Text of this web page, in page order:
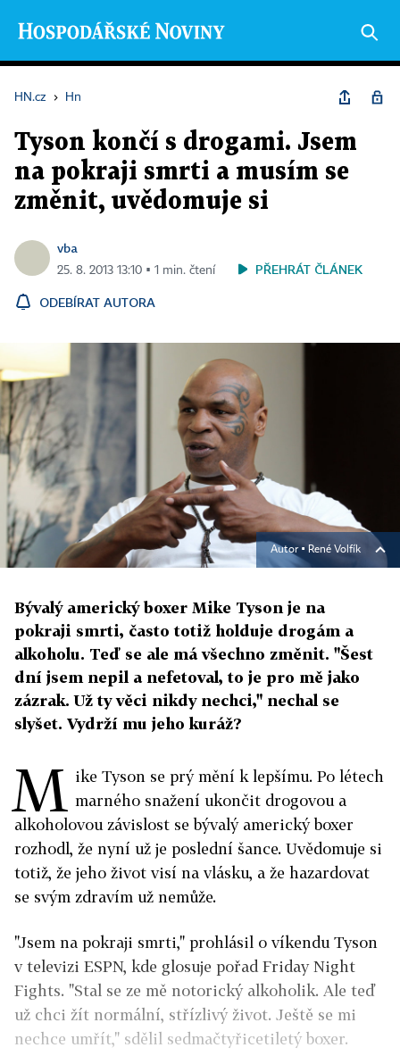
HN.cz › Hn
Tyson končí s drogami. Jsem
na pokraji smrti a musím se
změnit, uvědomuje si
vba
25. 8. 2013 13:10 ▪ 1 min. čtení PŘEHRÁT ČLÁNEK
ODEBÍRAT AUTORA
Autor ▪René Volfík
Bývalý americký boxer Mike Tyson je na
pokraji smrti, často totiž holduje drogám a
alkoholu. Teď se ale má všechno změnit. "Šest
dní jsem nepil a nefetoval, to je pro mě jako
zázrak. Už ty věci nikdy nechci," nechal se
slyšet. Vydrží mu jeho kuráž?
M ike Tyson se prý mění k lepšímu. Po létech
marného snažení ukončit drogovou a
alkoholovou závislost se bývalý americký boxer
rozhodl, že nyní už je poslední šance. Uvědomuje si
totiž, že jeho život visí na vlásku, a že hazardovat
se svým zdravím už nemůže.
"Jsem na pokraji smrti," prohlásil o víkendu Tyson
v televizi ESPN, kde glosuje pořad Friday Night
Fights. "Stal se ze mě notorický alkoholik. Ale teď
už chci žít normální, střízlivý život. Ještě se mi
nechce umřít," sdělil sedmačtyřicetiletý boxer.